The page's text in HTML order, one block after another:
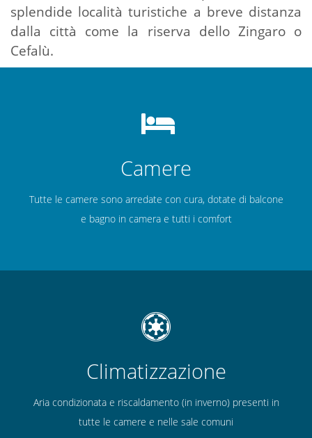
splendide località turistiche a breve distanza
dalla città come la riserva dello Zingaro o
Cefalù.
Camere
Tutte le camere sono arredate con cura, dotate di balcone
e bagno in camera e tutti i comfort
Climatizzazione
Aria condizionata e riscaldamento (in inverno) presenti in
tutte le camere e nelle sale comuni